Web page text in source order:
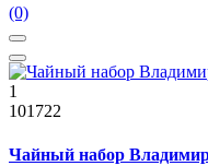
(0)
1
101722
Чайный набор